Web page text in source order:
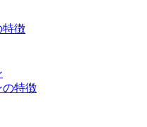
特徴
の特徴